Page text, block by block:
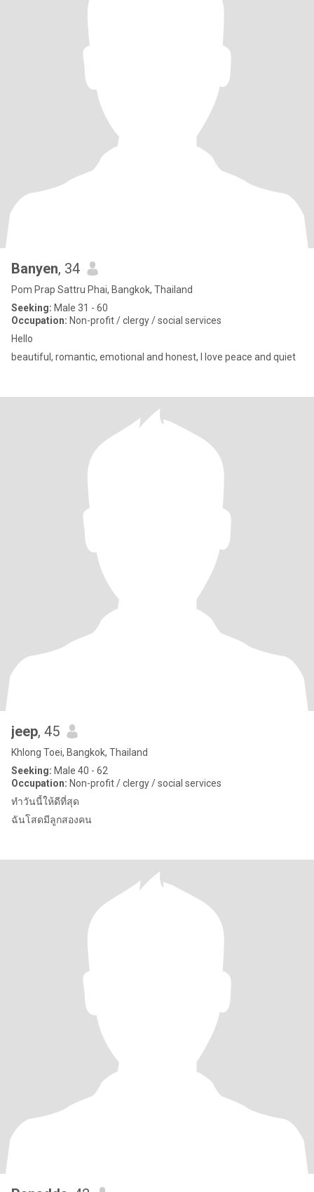
Banyen, 34
Pom Prap Sattru Phai, Bangkok, Thailand
Seeking: Male 31 - 60
Occupation: Non-profit / clergy / social services
Hello
beautiful, romantic, emotional and honest, I love peace and quiet
jeep, 45
Khlong Toei, Bangkok, Thailand
Seeking: Male 40 - 62
Occupation: Non-profit / clergy / social services
ทำวันนี้ให้ดีที่สุด
ฉันโสดมีลูกสองคน